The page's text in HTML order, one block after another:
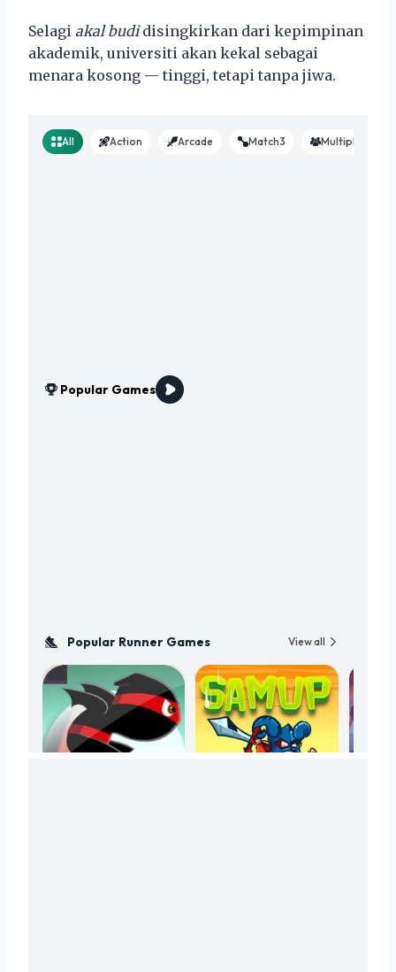
Selagi akal budidisingkirkan dari kepimpinan
akademik, universiti akan kekal sebagai
menara kosong — tinggi, tetapi tanpa jiwa.